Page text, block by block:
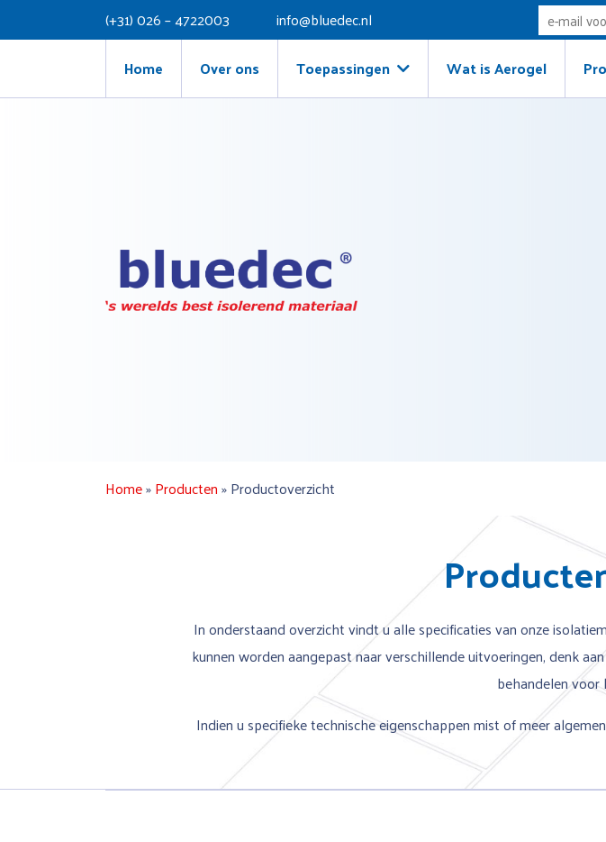
(+31) 026 – 4722003
info@bluedec.nl
Home
Over ons Toepassingen Wat is Aerogel
Productoverzicht
Home»Producten»Productoverzicht
In onderstaand overzicht vindt u alle specificaties van onze
kunnen worden aangepast naar verschillende uitvoeringen, denk
behandelen
Indien u specifieke technische eigenschappen mist of meer